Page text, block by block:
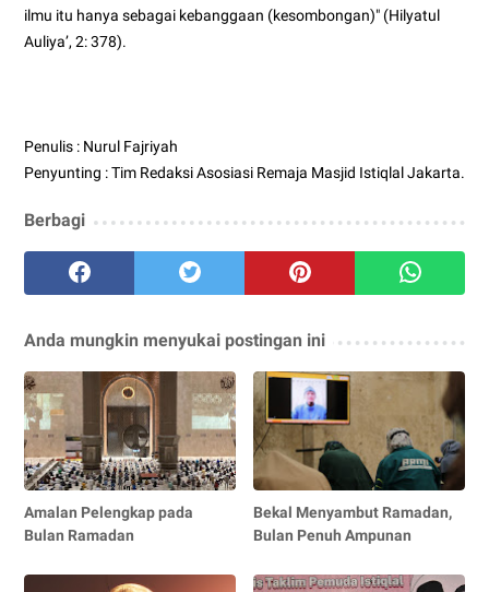
ilmu itu hanya sebagai kebanggaan (kesombongan)" (Hilyatul
Auliya’, 2: 378).
Penulis : Nurul Fajriyah
Penyunting : Tim Redaksi Asosiasi Remaja Masjid Istiqlal Jakarta.
Berbagi
Anda mungkin menyukai postingan ini
Amalan Pelengkap pada
Bulan Ramadan
Bekal Menyambut Ramadan,
Bulan Penuh Ampunan